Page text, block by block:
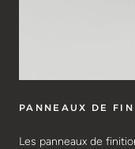
PANNEAUX DE
Les panneaux de